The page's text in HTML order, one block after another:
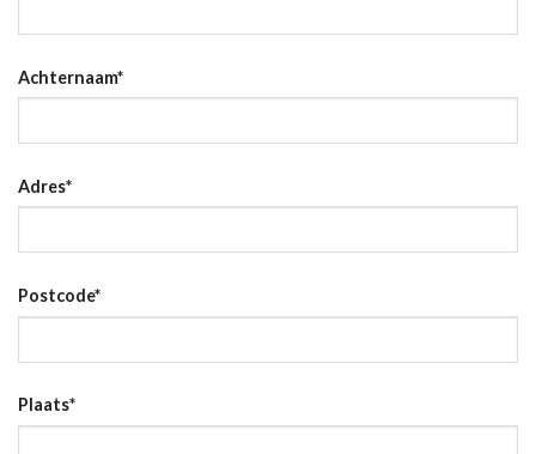
Achternaam*
Adres*
Postcode*
Plaats*